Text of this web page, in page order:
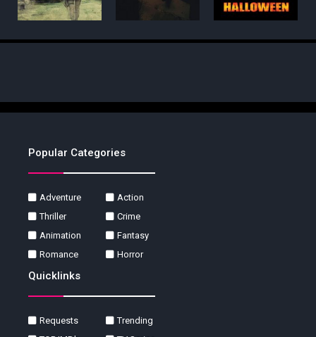
Popular Categories
Adventure
Action
Thriller
Crime
Animation
Fantasy
Romance
Horror
Quicklinks
Requests
Trending